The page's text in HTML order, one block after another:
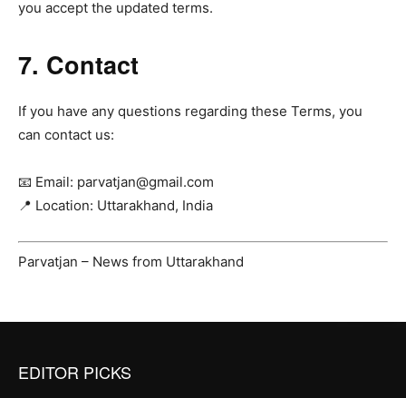
you accept the updated terms.
7. Contact
If you have any questions regarding these Terms, you
can contact us:
📧 Email: parvatjan@gmail.com
📍 Location: Uttarakhand, India
Parvatjan – News from Uttarakhand
EDITOR PICKS